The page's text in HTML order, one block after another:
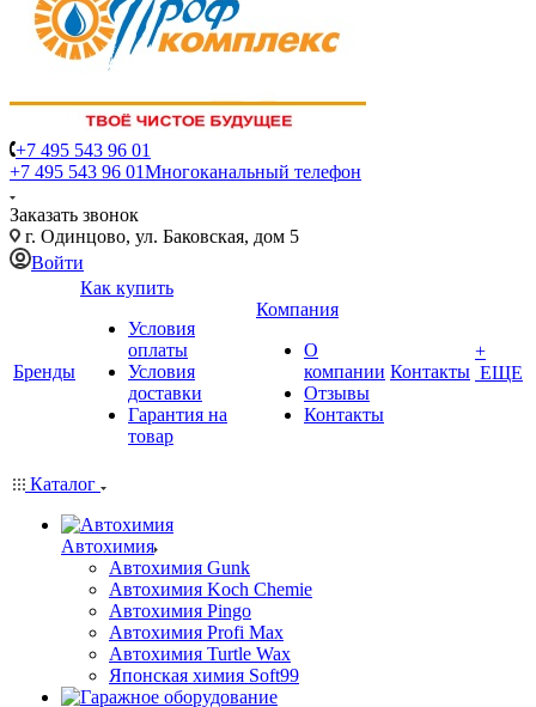
+7 495 543 96 01
+7 495 543 96 01Многоканальный телефон
Заказать звонок
г. Одинцово, ул. Баковская, дом 5
Войти
Бренды
Как купить
Условия
оплаты
Условия
доставки
Гарантия на
товар
Компания
О
компании
Отзывы
Контакты
Контакты
+
ЕЩЕ
Каталог
Автохимия
Автохимия Gunk
Автохимия Koch Chemie
Автохимия Pingo
Автохимия Profi Max
Автохимия Turtle Wax
Японская химия Soft99